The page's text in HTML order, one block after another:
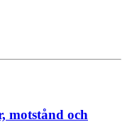
motstånd och